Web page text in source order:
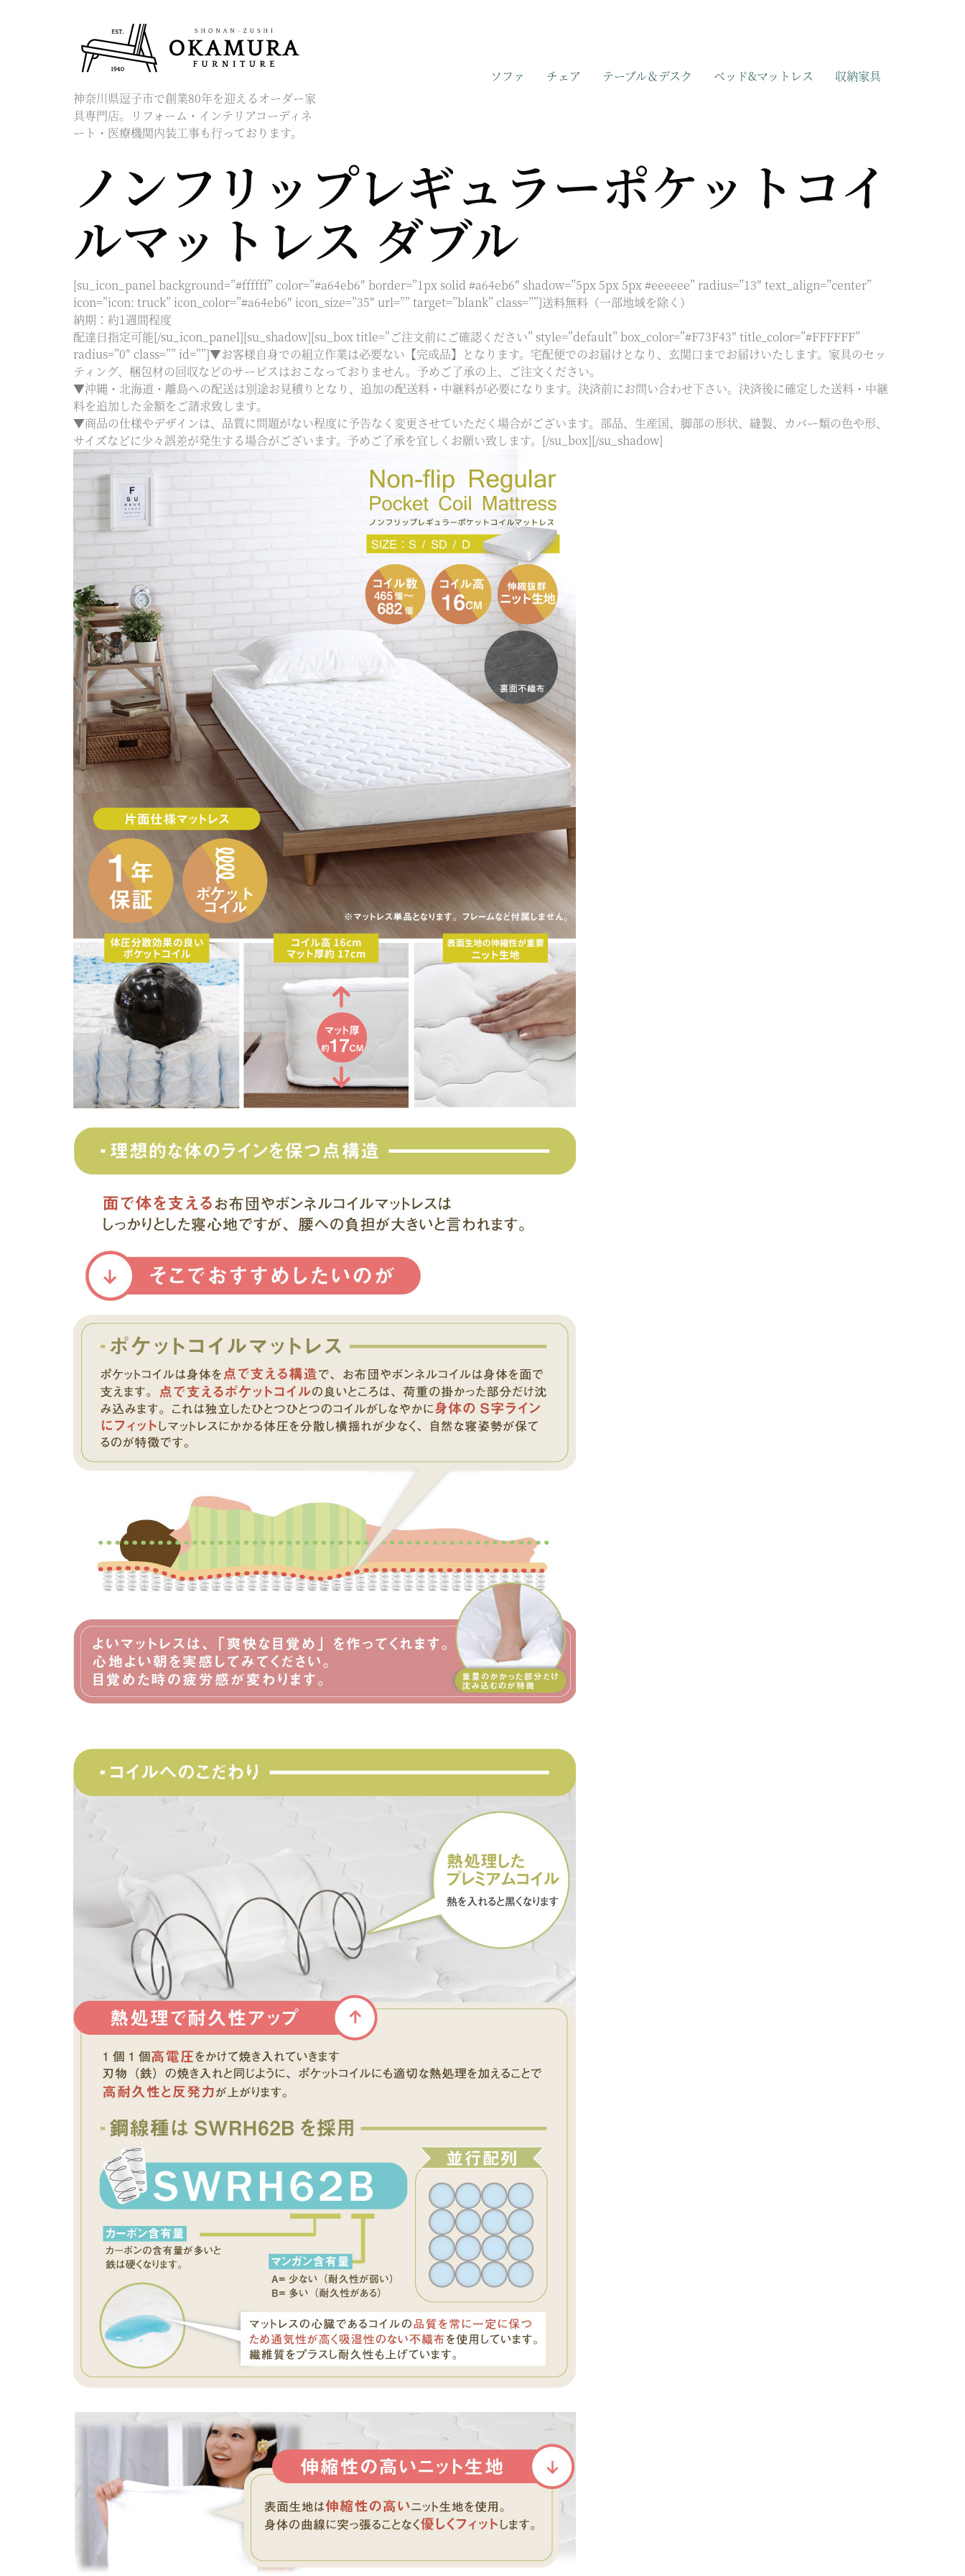
神奈川県逗子市で創業80年を迎えるオーダー家
具専門店。リフォーム・インテリアコーディネ
ート・医療機関内装工事も行っております。
ソファ チェア テーブル＆デスク ベッド&マットレス 収納家具
ノンフリップレギュラーポケットコイ
ルマットレス ダブル
[su_icon_panel background=”#ffffff” color=”#a64eb6″ border=”1px solid #a64eb6″ shadow=”5px 5px 5px #eeeeee” radius=”13″ text_align=”center”
icon=”icon: truck” icon_color=”#a64eb6″ icon_size=”35″ url=”” target=”blank” class=””]送料無料（一部地域を除く）
納期：約1週間程度
配達日指定可能[/su_icon_panel][su_shadow][su_box title=”ご注文前にご確認ください” style=”default” box_color=”#F73F43″ title_color=”#FFFFFF”
radius=”0″ class=”” id=””]▼お客様自身での組立作業は必要ない【完成品】となります。宅配便でのお届けとなり、玄関口までお届けいたします。家具のセッ
ティング、梱包材の回収などのサービスはおこなっておりません。予めご了承の上、ご注文ください。
▼沖縄・北海道・離島への配送は別途お見積りとなり、追加の配送料・中継料が必要になります。決済前にお問い合わせ下さい。決済後に確定した送料・中継
料を追加した金額をご請求致します。
▼商品の仕様やデザインは、品質に問題がない程度に予告なく変更させていただく場合がございます。部品、生産国、脚部の形状、縫製、カバー類の色や形、
サイズなどに少々誤差が発生する場合がございます。予めご了承を宜しくお願い致します。[/su_box][/su_shadow]